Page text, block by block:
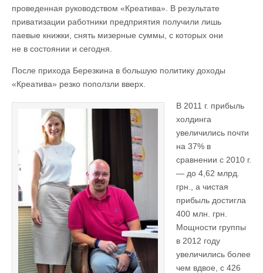
проведенная руководством «Креатива». В результате
приватизации работники предприятия получили лишь
паевые книжки, снять мизерные суммы, с которых они
не в состоянии и сегодня.
После прихода Березкина в большую политику доходы
«Креатива» резко поползли вверх.
В 2011 г. прибыль
холдинга
увеличились почти
на 37% в
сравнении с 2010 г.
— до 4,62 млрд.
грн., а чистая
прибыль достигла
400 млн. грн.
Мощности группы
в 2012 году
увеличились более
чем вдвое, с 426